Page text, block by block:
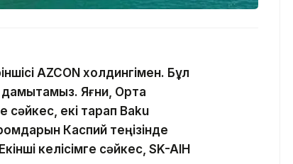
AZCON холдингімен. Бұл
дамытамыз. Яғни, Орта
сәйкес, екі тарап Baku
Каспий теңізінде
келісімге сәйкес, SK-AIH